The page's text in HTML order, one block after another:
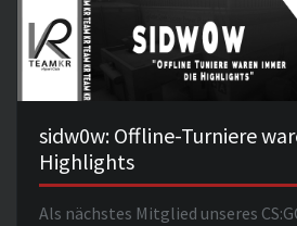
sidw0w: Offline-Turniere
Highlights
Als nächstes Mitglied unseres